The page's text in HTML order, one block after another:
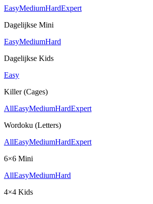
EasyMediumHardExpert
Dagelijkse Mini
EasyMediumHard
Dagelijkse Kids
Easy
Killer (Cages)
AllEasyMediumHardExpert
Wordoku (Letters)
AllEasyMediumHardExpert
6×6 Mini
AllEasyMediumHard
4×4 Kids